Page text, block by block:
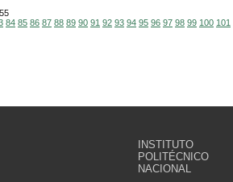
84 85 86 87 88 89 90 91 92 93 94 95 96 97 98 99 100 101
INSTITUTO
POLITÉCNICO
NACIONAL